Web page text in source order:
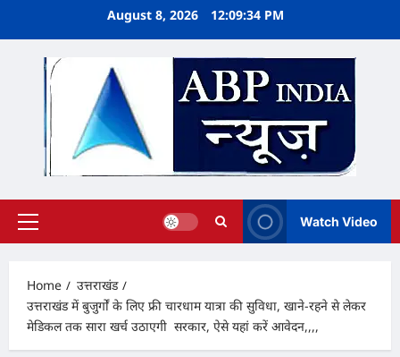
August 8, 2026 12:09:35 PM
Primary
Watch Video
Home
उत्तराखंड
उत्तराखंड में बुजुर्गों के लिए फ्री चारधाम यात्रा की सुविधा, खाने-रहने से लेकर
मेडिकल तक सारा खर्च उठाएगी सरकार, ऐसे यहां करें आवेदन,,,,